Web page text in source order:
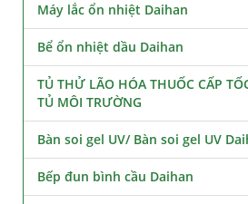
Máy lắc ổn nhiệt Daihan
Bể ổn nhiệt dầu Daihan
TỦ THỬ LÃO HÓA THUỐC CẤP
TỦ MÔI TRƯỜNG
Bàn soi gel UV/ Bàn soi gel UV
Bếp đun bình cầu Daihan